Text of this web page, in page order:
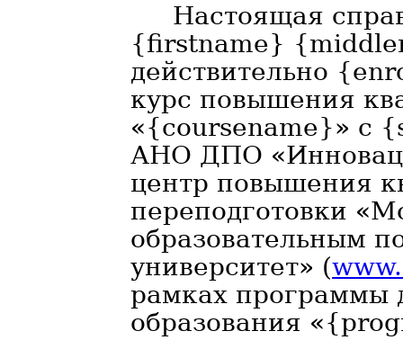
Настоящая
{firstname}
действительно
курс повышения
«{coursename}» с
АНО ДПО
центр повышения
переподготовки
образовательным
университет» (
рамках программы
образования